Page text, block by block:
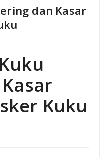
dan Kasar
Kuku